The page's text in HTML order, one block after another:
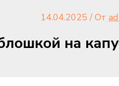
14.04.2025/ От
на